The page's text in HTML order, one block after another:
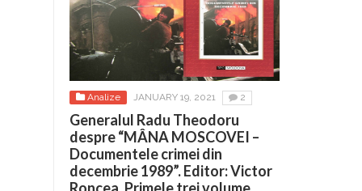
Analize JANUARY 19, 2021 2
Generalul Radu Theodoru
despre “MÂNA MOSCOVEI –
Documentele crimei din
decembrie 1989”. Editor: Victor